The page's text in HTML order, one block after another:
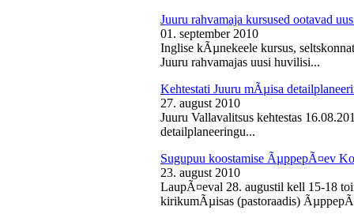
Juuru rahvamaja kursused ootavad
01. september 2010
Inglise kÃµnekeele kursus,
Juuru rahvamajas uusi huvilisi...
Kehtestati Juuru mÃµisa
27. august 2010
Juuru Vallavalitsus kehtestas
detailplaneeringu...
Sugupuu koostamise ÃµppepÃ¤ev
23. august 2010
LaupÃ¤eval 28. augustil kell 15-18
kirikumÃµisas (pastoraadis)